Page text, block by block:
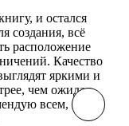
и остался
создания, всё
расположение
Качество
яркими и
чем ожидал,
всем, кто